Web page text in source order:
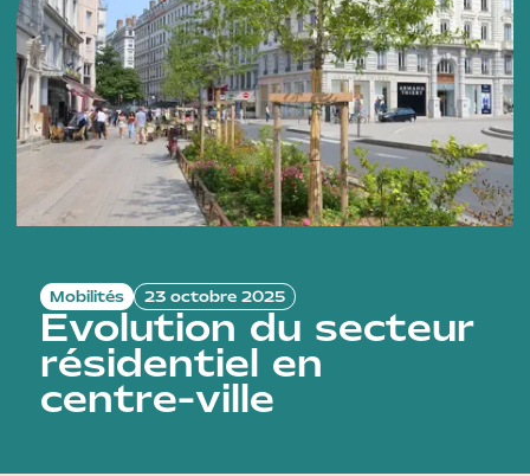
Mobilités 23 octobre 2025
Evolution du secteur
résidentiel en
centre-ville